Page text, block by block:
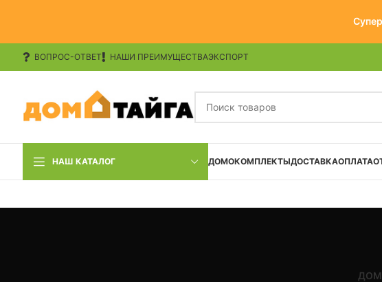
ВОПРОС-ОТВЕТ НАШИ ПРЕИМУЩЕСТВАЭКСПОРТ
НАШ КАТАЛОГ ДОМОКОМПЛЕКТЫДОСТАВКАОПЛАТА